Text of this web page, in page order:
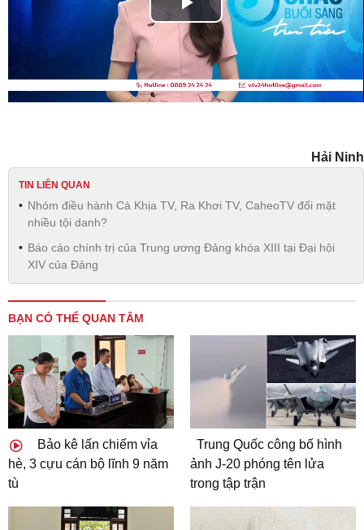
Play
Video
Hải Ninh
TIN LIÊN QUAN
Nhóm điều hành Cà Khịa TV, Ra Khơi TV, CaheoTV đối mặt
nhiều tội danh?
Báo cáo chính trị của Trung ương Đảng khóa XIII tại Đại hội
XIV của Đảng
BẠN CÓ THỂ QUAN TÂM
Bảo kê lấn chiếm vỉa
hè, 3 cựu cán bộ lĩnh 9 năm
tù
Trung Quốc công bố hình
ảnh J-20 phóng tên lửa
trong tập trận